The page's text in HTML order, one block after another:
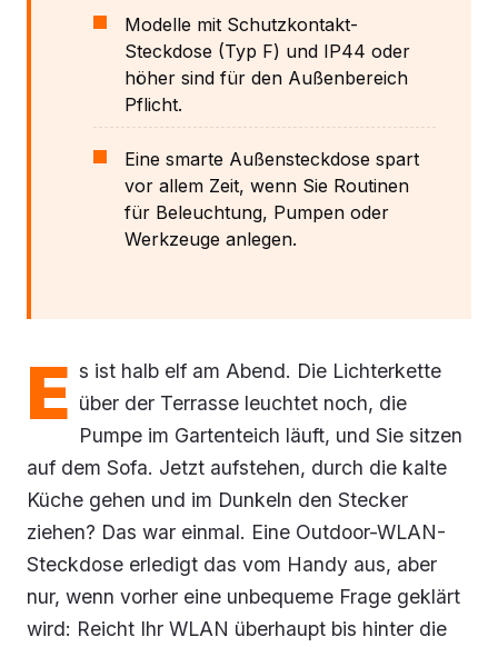
Modelle mit Schutzkontakt-
Steckdose (Typ F) und IP44 oder
höher sind für den Außenbereich
Pflicht.
Eine smarte Außensteckdose spart
vor allem Zeit, wenn Sie Routinen
für Beleuchtung, Pumpen oder
Werkzeuge anlegen.
E s ist halb elf am Abend. Die Lichterkette
über der Terrasse leuchtet noch, die
Pumpe im Gartenteich läuft, und Sie sitzen
auf dem Sofa. Jetzt aufstehen, durch die kalte
Küche gehen und im Dunkeln den Stecker
ziehen? Das war einmal. Eine Outdoor-WLAN-
Steckdose erledigt das vom Handy aus, aber
nur, wenn vorher eine unbequeme Frage geklärt
wird: Reicht Ihr WLAN überhaupt bis hinter die